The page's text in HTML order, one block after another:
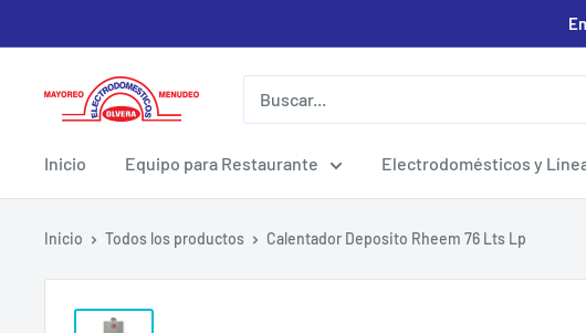
directamente
contenido
Electrodomesticos
Olvera
Inicio Equipo para Restaurante Electrodomésticos y
Inicio Todos los productos Calentador Deposito Rheem 76 Lts Lp